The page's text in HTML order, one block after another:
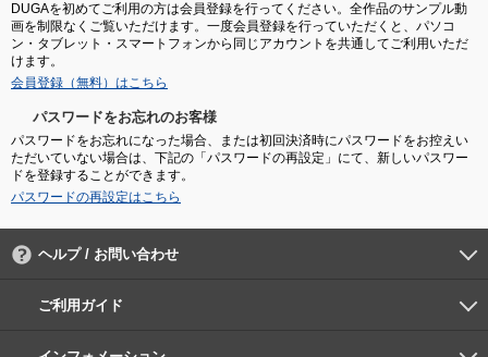
DUGAを初めてご利用の方は会員登録を行ってください。全作品のサンプル動
画を制限なくご覧いただけます。一度会員登録を行っていただくと、パソコ
ン・タブレット・スマートフォンから同じアカウントを共通してご利用いただ
けます。
会員登録（無料）はこちら
パスワードをお忘れのお客様
パスワードをお忘れになった場合、または初回決済時にパスワードをお控えい
ただいていない場合は、下記の「パスワードの再設定」にて、新しいパスワー
ドを登録することができます。
パスワードの再設定はこちら
ヘルプ / お問い合わせ
よくあるご質問
ご利用環境
お支払い方法
パスワードの再設定
サポートセンター
ご利用ガイド